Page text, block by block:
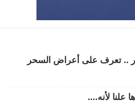
.. تعرف على أعراض السحر
علنا لأنه....